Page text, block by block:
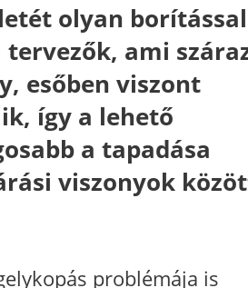
olyan borítással
tervezők, ami
esőben viszont
így a lehető
a tapadása
viszonyok
problémája is